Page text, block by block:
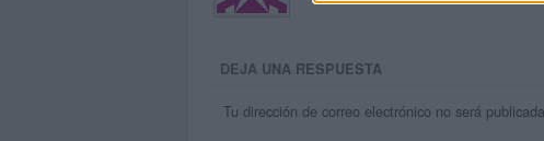
DEJA UNA RESPUESTA
Tu dirección de correo electrónico no será